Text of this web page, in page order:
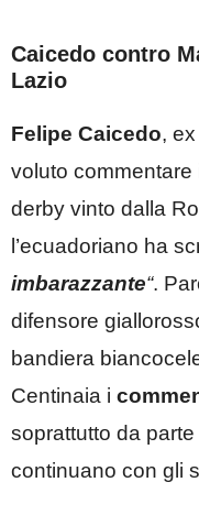
Caicedo contro
Lazio
Felipe Caicedo,
voluto commentare
derby vinto dalla
l’ecuadoriano ha
imbarazzante“.
difensore
bandiera
Centinaia i
soprattutto da
continuano con gli